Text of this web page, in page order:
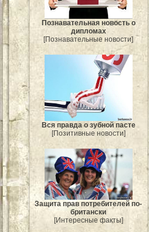
Познавательная новость о
дипломах
[Познавательные новости]
Вся правда о зубной пасте
[Позитивные новости]
Защита прав потребителей по-
британски
[Интересные факты]